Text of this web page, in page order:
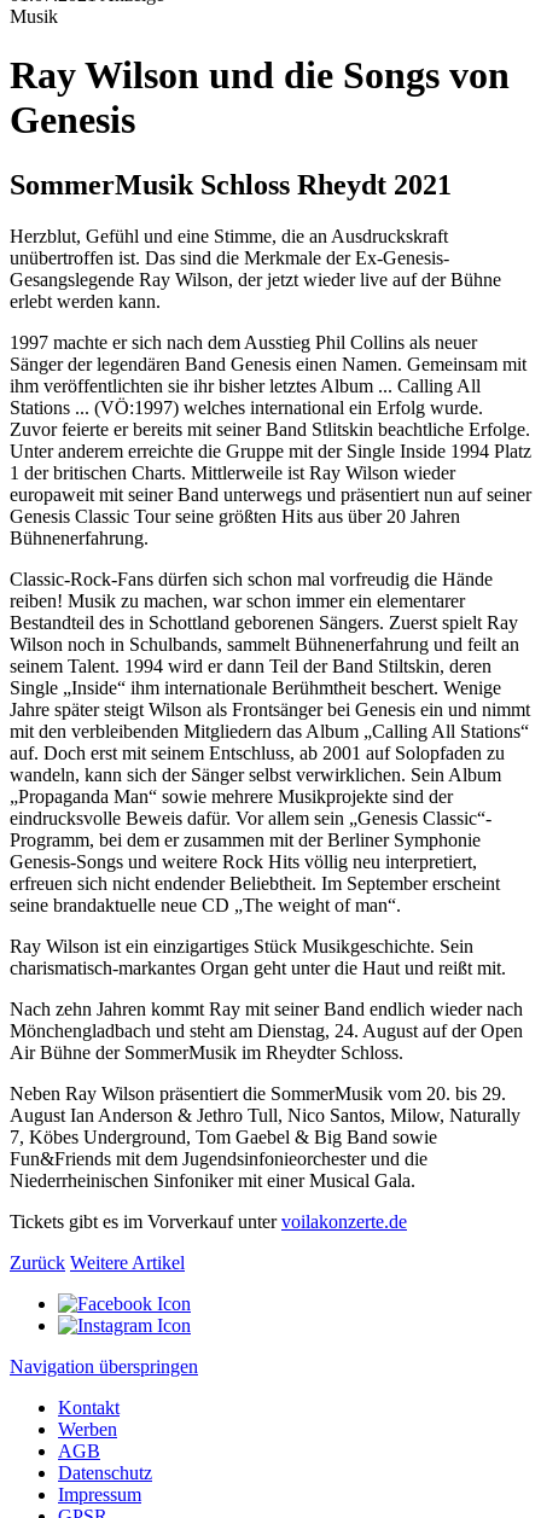
Musik
Ray Wilson und die Songs von
Genesis
SommerMusik Schloss Rheydt 2021
Herzblut, Gefühl und eine Stimme, die an Ausdruckskraft
unübertroffen ist. Das sind die Merkmale der Ex-Genesis-
Gesangslegende Ray Wilson, der jetzt wieder live auf der Bühne
erlebt werden kann.
1997 machte er sich nach dem Ausstieg Phil Collins als neuer
Sänger der legendären Band Genesis einen Namen. Gemeinsam mit
ihm veröffentlichten sie ihr bisher letztes Album ... Calling All
Stations ... (VÖ:1997) welches international ein Erfolg wurde.
Zuvor feierte er bereits mit seiner Band Stlitskin beachtliche Erfolge.
Unter anderem erreichte die Gruppe mit der Single Inside 1994 Platz
1 der britischen Charts. Mittlerweile ist Ray Wilson wieder
europaweit mit seiner Band unterwegs und präsentiert nun auf seiner
Genesis Classic Tour seine größten Hits aus über 20 Jahren
Bühnenerfahrung.
Classic-Rock-Fans dürfen sich schon mal vorfreudig die Hände
reiben! Musik zu machen, war schon immer ein elementarer
Bestandteil des in Schottland geborenen Sängers. Zuerst spielt Ray
Wilson noch in Schulbands, sammelt Bühnenerfahrung und feilt an
seinem Talent. 1994 wird er dann Teil der Band Stiltskin, deren
Single „Inside“ ihm internationale Berühmtheit beschert. Wenige
Jahre später steigt Wilson als Frontsänger bei Genesis ein und nimmt
mit den verbleibenden Mitgliedern das Album „Calling All Stations“
auf. Doch erst mit seinem Entschluss, ab 2001 auf Solopfaden zu
wandeln, kann sich der Sänger selbst verwirklichen. Sein Album
„Propaganda Man“ sowie mehrere Musikprojekte sind der
eindrucksvolle Beweis dafür. Vor allem sein „Genesis Classic“-
Programm, bei dem er zusammen mit der Berliner Symphonie
Genesis-Songs und weitere Rock Hits völlig neu interpretiert,
erfreuen sich nicht endender Beliebtheit. Im September erscheint
seine brandaktuelle neue CD „The weight of man“.
Ray Wilson ist ein einzigartiges Stück Musikgeschichte. Sein
charismatisch-markantes Organ geht unter die Haut und reißt mit.
Nach zehn Jahren kommt Ray mit seiner Band endlich wieder nach
Mönchengladbach und steht am Dienstag, 24. August auf der Open
Air Bühne der SommerMusik im Rheydter Schloss.
Neben Ray Wilson präsentiert die SommerMusik vom 20. bis 29.
August Ian Anderson & Jethro Tull, Nico Santos, Milow, Naturally
7, Köbes Underground, Tom Gaebel & Big Band sowie
Fun&Friends mit dem Jugendsinfonieorchester und die
Niederrheinischen Sinfoniker mit einer Musical Gala.
Tickets gibt es im Vorverkauf untervoilakonzerte.de
Zurück Weitere Artikel
Navigation überspringen
Kontakt
Werben
AGB
Datenschutz
Impressum